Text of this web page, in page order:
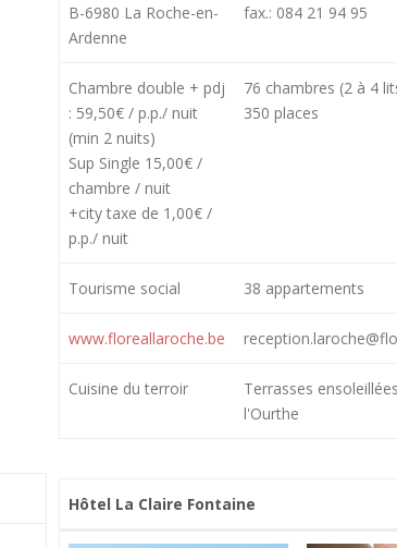
B-6980 La Roche-en-
Ardenne
fax.: 084 21 94 95
Chambre double + pdj
: 59,50€ / p.p./ nuit
(min 2 nuits)
Sup Single 15,00€ /
chambre / nuit
+city taxe de 1,00€ /
p.p./ nuit
76 chambres (2 à 4
350 places
Tourisme social 38 appartements
www.floreallaroche.be
Cuisine du terroir
Terrasses
l'Ourthe
Hôtel La Claire Fontaine
Hôtel La Claire Fontaine